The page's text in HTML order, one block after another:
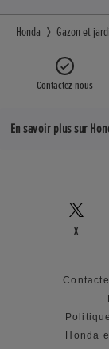
Honda Gazon et
Contactez-nous
En savoir plus sur
X
Honda